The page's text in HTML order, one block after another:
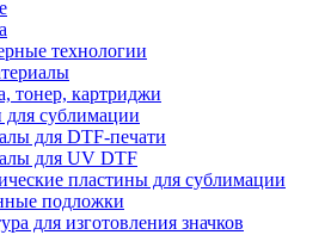
технологии
тонер, картриджи
сублимации
для DTF-печати
для UV DTF
пластины для сублимации
подложки
для изготовления значков